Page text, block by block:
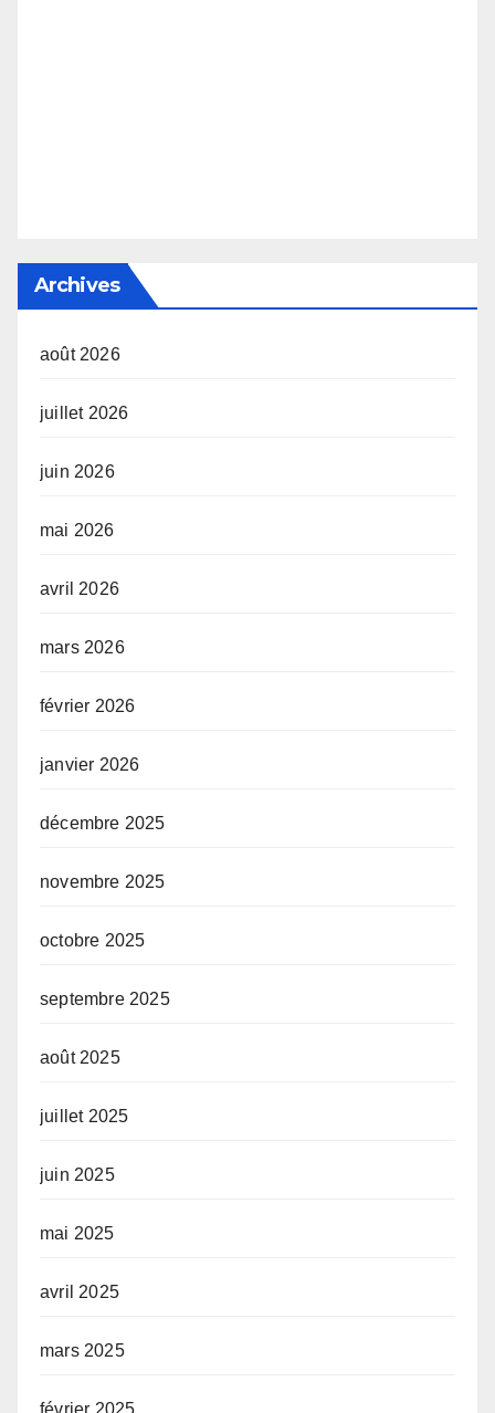
Archives
août 2026
juillet 2026
juin 2026
mai 2026
avril 2026
mars 2026
février 2026
janvier 2026
décembre 2025
novembre 2025
octobre 2025
septembre 2025
août 2025
juillet 2025
juin 2025
mai 2025
avril 2025
mars 2025
février 2025